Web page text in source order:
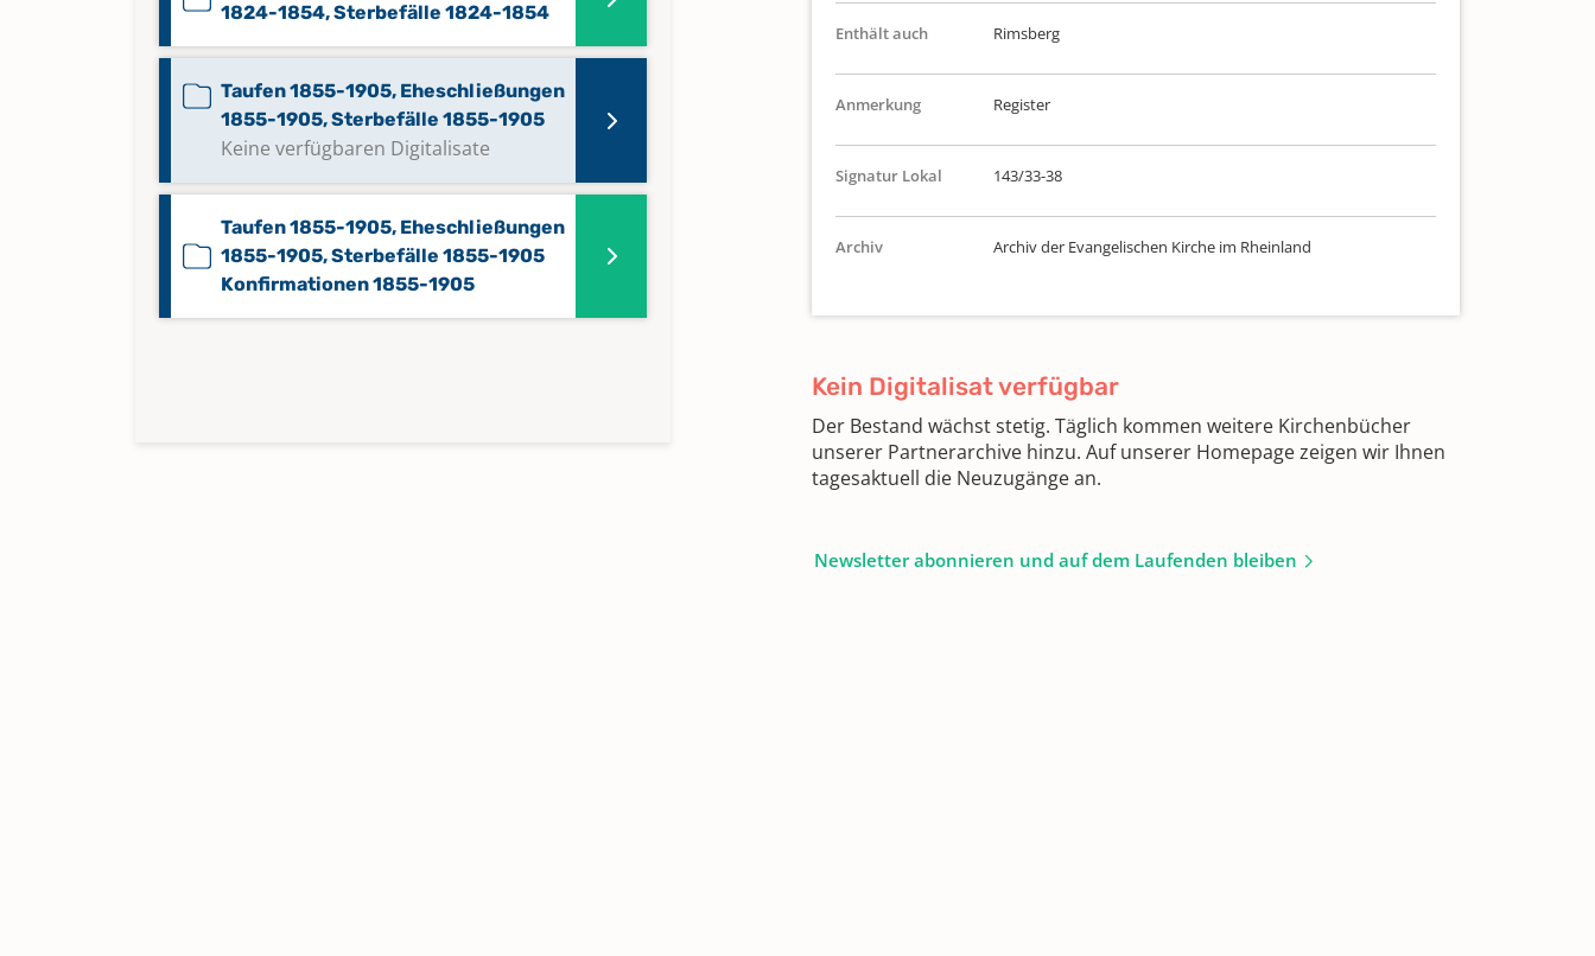
1824-1854, Sterbefälle 1824-1854
Taufen 1855-1905, Eheschließungen
1855-1905, Sterbefälle 1855-1905
Keine verfügbaren Digitalisate
Taufen 1855-1905, Eheschließungen
1855-1905, Sterbefälle 1855-1905
Konfirmationen 1855-1905
Enthält auch Rimsberg
Anmerkung Register
Signatur Lokal 143/33-38
Archiv Archiv der Evangelischen Kirche im Rheinland
Kein Digitalisat verfügbar
Der Bestand wächst stetig. Täglich kommen weitere Kirchenbücher
unserer Partnerarchive hinzu. Auf unserer Homepage zeigen wir Ihnen
tagesaktuell die Neuzugänge an.
Newsletter abonnieren und auf dem Laufenden bleiben